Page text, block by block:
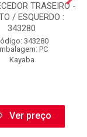
TRASEIRO -
/ ESQUERDO :
343280
343280
PC
Kayaba
Ver preço